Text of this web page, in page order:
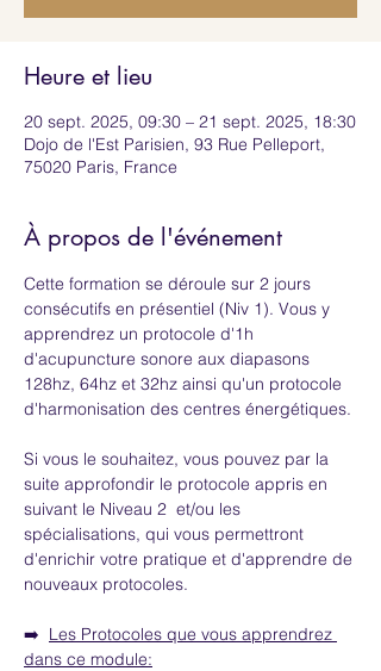
Heure et lieu
20 sept. 2025, 09:30 – 21 sept. 2025, 18:30
Dojo de l'Est Parisien, 93 Rue Pelleport,
75020 Paris, France
À propos de l'événement
Cette formation se déroule sur 2 jours
consécutifs en présentiel (Niv 1). Vous y
apprendrez un protocole d'1h
d'acupuncture sonore aux diapasons
128hz, 64hz et 32hz ainsi qu'un protocole
d'harmonisation des centres énergétiques.
Si vous le souhaitez, vous pouvez par la
suite approfondir le protocole appris en
suivant le Niveau 2  et/ou les
spécialisations, qui vous permettront
d'enrichir votre pratique et d'apprendre de
nouveaux protocoles.
➡️ Les Protocoles que vous apprendrez
dans ce module: